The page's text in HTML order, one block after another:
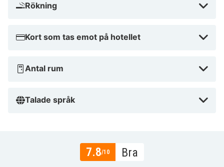
Rökning
Kort som tas emot på hotellet
Antal rum
Talade språk
7.8/10 Bra